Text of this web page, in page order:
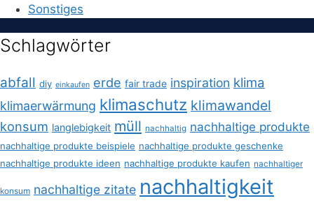
Sonstiges
Schlagwörter
abfall diy einkaufen erde fair trade inspiration klima
klimaerwärmung klimaschutz klimawandel
konsum langlebigkeit müll nachhaltig nachhaltige produkte
nachhaltige produkte beispiele nachhaltige produkte geschenke
nachhaltige produkte ideen nachhaltige produkte kaufen nachhaltiger
konsum nachhaltige zitate nachhaltigkeit